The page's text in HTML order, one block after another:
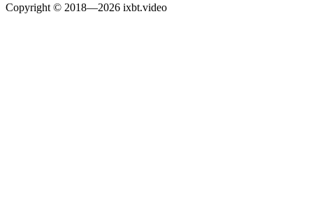
Copyright © 2018—2026 ixbt.video